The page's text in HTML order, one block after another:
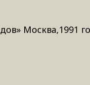
Москва,1991